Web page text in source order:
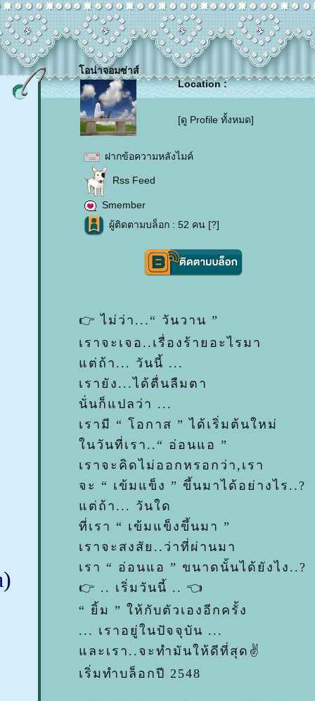
อน่าจอมซ่าส์
Location :
[ดู Profile ทั้งหมด]
ฝากข้อความหลังไมค์
Rss Feed
Smember
ผู้ติดตามบล็อก : 52 คน [?]
👉 ไม่ว่า...“ วันวาน ”
เราจะเจอ..เรื่องร้ายอะไรมา
ต่ถ้า... วันนี้ ...
เรายัง...ได้ตื่นลืมตา
นั่นก็แปลว่า ...
เรามี “ โอกาส ” ได้เริ่มต้นใหม่
นวันที่เรา..“ อ่อนแอ ”
เราจะคิดไม่ออกหรอกว่า,เรา
จะ “ เข้มแข็ง ” ขึ้นมาได้อย่างไร..?
ต่ถ้า... วันใด
ที่เรา “ เข้มแข็งขึ้นมา ”
เราจะสงสัย..ว่าที่ผ่านมา
เรา “ อ่อนแอ ” ขนาดนั้นได้ยังไง..?
👉 .. เริ่มวันนี้ .. 👈
“ ยิ้ม ” ให้กับตัวเองอีกครั้ง
... เราอยู่ในปัจจุบัน ...
ละเรา..จะทำมันให้ดีที่สุด✌
เริ่มทำบล็อกปี 2548